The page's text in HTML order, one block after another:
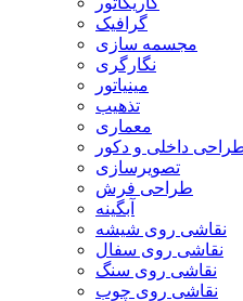
گرافیک
مجسمه سازی
نگارگری
مینیاتور
تذهیب
معماری
داخلی و دکور
تصویرسازی
طراحی فرش
آبگینه
نقاشی روی شیشه
نقاشی روی سفال
نقاشی روی سنگ
نقاشی روی چوب